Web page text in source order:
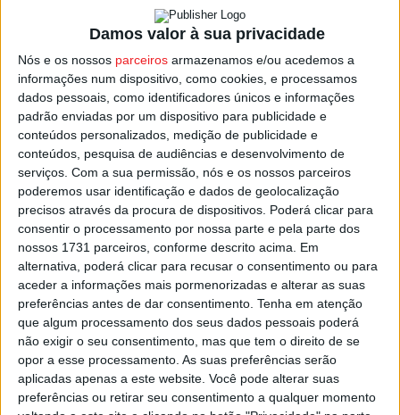
Damos valor à sua privacidade
Nós e os nossos parceiros armazenamos e/ou acedemos a
informações num dispositivo, como cookies, e processamos
dados pessoais, como identificadores únicos e informações
padrão enviadas por um dispositivo para publicidade e
conteúdos personalizados, medição de publicidade e
conteúdos, pesquisa de audiências e desenvolvimento de
serviços. Com a sua permissão, nós e os nossos parceiros
poderemos usar identificação e dados de geolocalização
precisos através da procura de dispositivos. Poderá clicar para
consentir o processamento por nossa parte e pela parte dos
nossos 1731 parceiros, conforme descrito acima. Em
alternativa, poderá clicar para recusar o consentimento ou para
aceder a informações mais pormenorizadas e alterar as suas
preferências antes de dar consentimento. Tenha em atenção
que algum processamento dos seus dados pessoais poderá
não exigir o seu consentimento, mas que tem o direito de se
opor a esse processamento. As suas preferências serão
aplicadas apenas a este website. Você pode alterar suas
preferências ou retirar seu consentimento a qualquer momento
Quanto a reforços o Lusitano oficializou a contratação de
Pedro Pereiria, central ex-Carvalhais, enquanto entre as
saídas estão confirmadas as do guarda-redes Gui
Pereira, do médio Bruno Loureiro, que será reforço do
Mangualde, dos defesas Pedro Silva e Tomé Mendes,
que está de regresso ao Castro Daire, e ainda de Hélder
Rodrigues e Ricardo Leal.
O Lusitano acabou a última época em quarto lugar na fase
de apuramento de campeão da Divisão de Honra, com 25
pontos.
Esta e outras notícias para ouvir na Estação Diária – 96.8
FM ou emwww.968.fm.
Pub